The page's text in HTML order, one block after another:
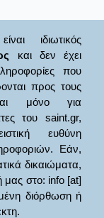
ιδιωτικός
και δεν έχει
που
προς τους
μόνο για
του saint.gr,
ευθύνη
Εάν,
δικαιώματα,
στο: info [at]
διόρθωση ή